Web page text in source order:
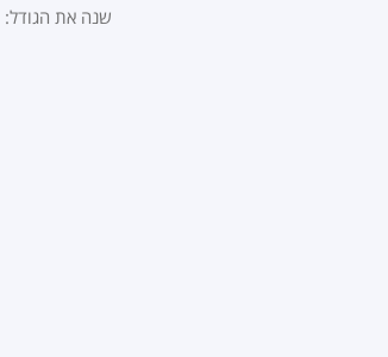
שנה את הגודל: